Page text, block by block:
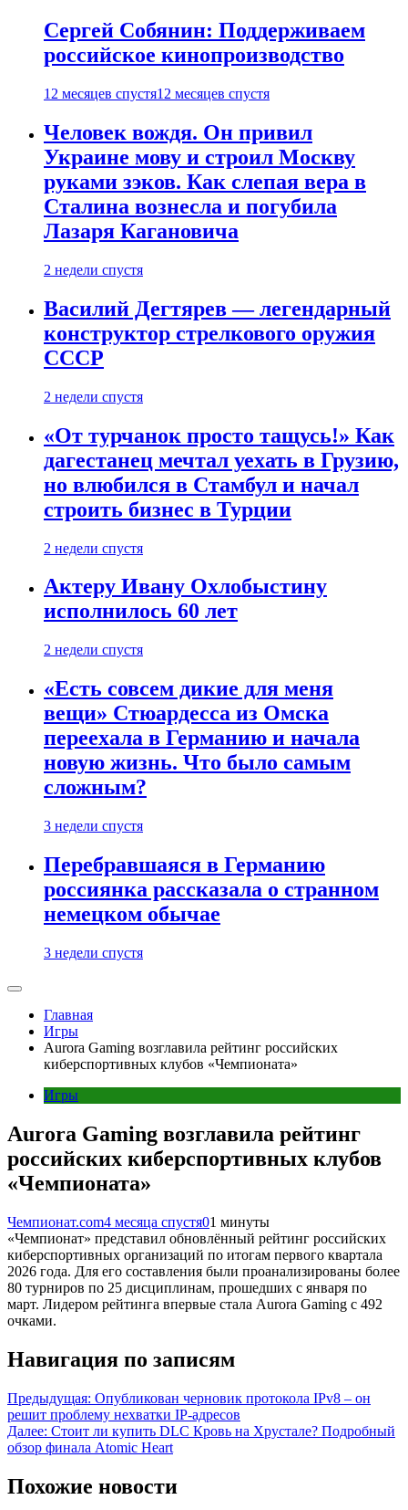
Сергей Собянин: Поддерживаем
российское кинопроизводство
12 месяцев спустя12 месяцев спустя
Человек вождя. Он привил
Украине мову и строил Москву
руками зэков. Как слепая вера в
Сталина вознесла и погубила
Лазаря Кагановича
2 недели спустя
Василий Дегтярев — легендарный
конструктор стрелкового оружия
СССР
2 недели спустя
«От турчанок просто тащусь!» Как
дагестанец мечтал уехать в Грузию,
но влюбился в Стамбул и начал
строить бизнес в Турции
2 недели спустя
Актеру Ивану Охлобыстину
исполнилось 60 лет
2 недели спустя
«Есть совсем дикие для меня
вещи» Стюардесса из Омска
переехала в Германию и начала
новую жизнь. Что было самым
сложным?
3 недели спустя
Перебравшаяся в Германию
россиянка рассказала о странном
немецком обычае
3 недели спустя
Главная
Игры
Aurora Gaming возглавила рейтинг российских
киберспортивных клубов «Чемпионата»
Игры
Aurora Gaming возглавила рейтинг
российских киберспортивных клубов
«Чемпионата»
Чемпионат.com4 месяца спустя01 минуты
«Чемпионат» представил обновлённый рейтинг российских
киберспортивных организаций по итогам первого квартала
2026 года. Для его составления были проанализированы более
80 турниров по 25 дисциплинам, прошедших с января по
март. Лидером рейтинга впервые стала Aurora Gaming с 492
очками.
Навигация по записям
Предыдущая: Опубликован черновик протокола IPv8 – он
решит проблему нехватки IP-адресов
Далее: Стоит ли купить DLC Кровь на Хрустале? Подробный
обзор финала Atomic Heart
Похожие новости